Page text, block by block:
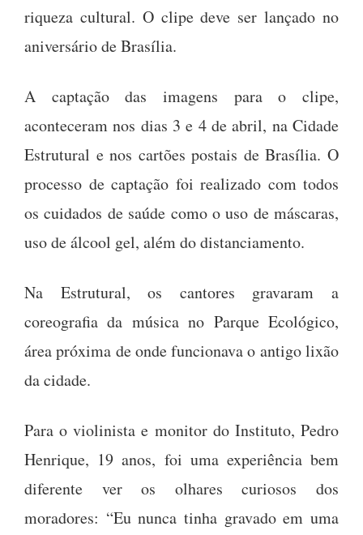
riqueza cultural. O clipe deve ser lançado no
aniversário de Brasília.
A captação das imagens para o clipe,
aconteceram nos dias 3 e 4 de abril, na Cidade
Estrutural e nos cartões postais de Brasília. O
processo de captação foi realizado com todos
os cuidados de saúde como o uso de máscaras,
uso de álcool gel, além do distanciamento.
Na Estrutural, os cantores gravaram a
coreografia da música no Parque Ecológico,
área próxima de onde funcionava o antigo lixão
da cidade.
Para o violinista e monitor do Instituto, Pedro
Henrique, 19 anos, foi uma experiência bem
diferente ver os olhares curiosos dos
moradores: “Eu nunca tinha gravado em uma